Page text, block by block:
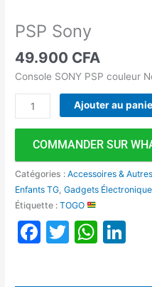
PSP Sony
49.900 CFA
Console SONY PSP couleur
Ajouter au
COMMANDER SUR
Catégories :Accessoires &
Enfants TG,Gadgets
Étiquette :TOGO
Facebook
Twitter